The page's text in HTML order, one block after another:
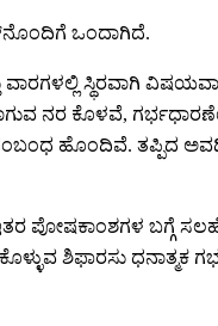
ಒಂದಾಗಿದೆ.
ವಾರಗಳಲ್ಲಿ ಸ್ಥಿರವಾಗಿ
ನರ ಕೊಳವೆ,
ಹೊಂದಿವೆ. ತಪ್ಪಿದ
ಬಗ್ಗೆ
ಶಿಫಾರಸು ಧನಾತ್ಮಕ